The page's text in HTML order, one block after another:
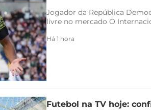
Jogador da República
livre no mercado O
Há 1 hora
Futebol na TV hoje: